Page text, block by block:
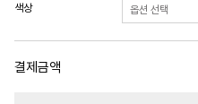
색상
결제금액